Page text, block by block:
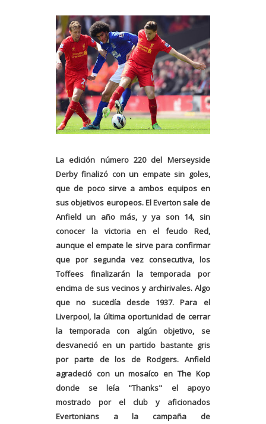
La edición número 220 del Merseyside
Derby finalizó con un empate sin goles,
que de poco sirve a ambos equipos en
sus objetivos europeos. El Everton sale de
Anfield un año más, y ya son 14, sin
conocer la victoria en el feudo Red,
aunque el empate le sirve para confirmar
que por segunda vez consecutiva, los
Toffees finalizarán la temporada por
encima de sus vecinos y archirivales. Algo
que no sucedía desde 1937. Para el
Liverpool, la última oportunidad de cerrar
la temporada con algún objetivo, se
desvaneció en un partido bastante gris
por parte de los de Rodgers. Anfield
agradeció con un mosaíco en The Kop
donde se leía "Thanks" el apoyo
mostrado por el club y aficionados
Evertonians a la campaña de